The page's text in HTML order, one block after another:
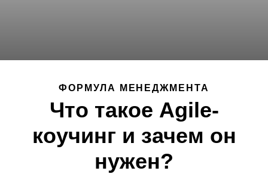
ФОРМУЛА МЕНЕДЖМЕНТА
Что такое Agile-
коучинг и зачем он
нужен?